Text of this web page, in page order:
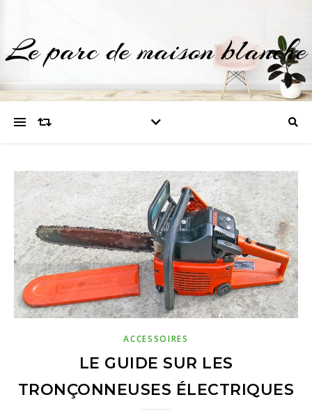
Le parc de maison blanche
ACCESSOIRES
LE GUIDE SUR LES
TRONÇONNEUSES ÉLECTRIQUES